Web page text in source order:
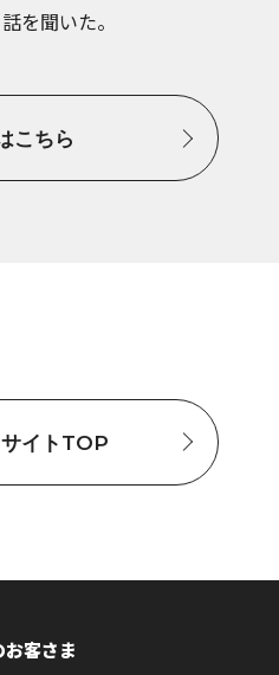
を聞いた。
こちら
イトTOP
客さま